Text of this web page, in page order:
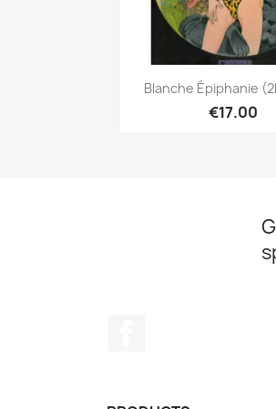
Quick
Blanche Épiphanie
€17.00